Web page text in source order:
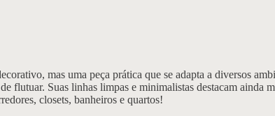
mas uma peça prática que se adapta a diversos
flutuar. Suas linhas limpas e minimalistas destacam ainda
closets, banheiros e quartos!